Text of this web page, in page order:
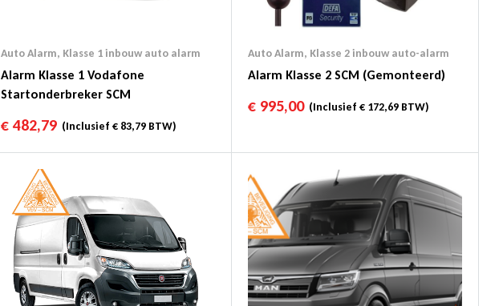
Auto Alarm, Klasse 1 inbouw auto alarm
Alarm Klasse 1 Vodafone
Startonderbreker SCM
€ 482,79 (Inclusief € 83,79 BTW)
Auto Alarm, Klasse 2 inbouw auto-alarm
Alarm Klasse 2 SCM (gemonteerd)
€ 995,00(Inclusief € 172,69 BTW)